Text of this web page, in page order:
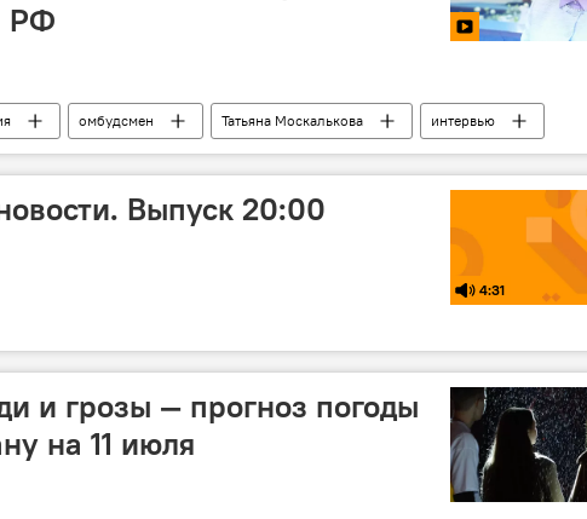
РФ
омбудсмен Татьяна Москалькова
интервью
защита прав
Выпуск 20:00
4:31
и грозы — прогноз погоды
на 11 июля